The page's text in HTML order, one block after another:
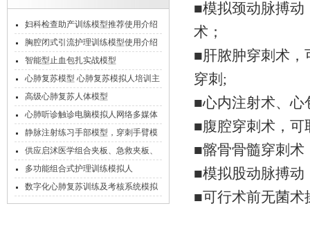
■模拟颈动脉搏动
术；
■肝脓肿穿刺术，
穿刺;
■心内注射术、心
■腹腔穿刺术，可
■髂骨骨髓穿刺术
■模拟股动脉搏动
■可行术前无菌术
妇科检查助产训练模型推荐使用介绍
胸腔闭式引流护理训练模型使用介绍
智能型止血包扎实战模型
心肺复苏模型 心肺复苏模拟人培训主
要步骤
高级心肺复苏人体模型
心肺听诊触诊电脑模拟人网络多媒体
教学系统教师机
静脉注射练习手部模型，穿刺手臂模
型
供应启沭医学组合夹板、急救夹板、
多功能急救夹板
多功能组合式护理训练模拟人
数字化心肺复苏训练及考核系统模拟
人（无线版）